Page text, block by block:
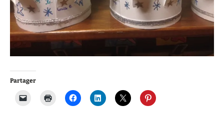
Partager